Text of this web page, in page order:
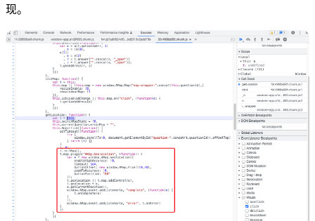
现。